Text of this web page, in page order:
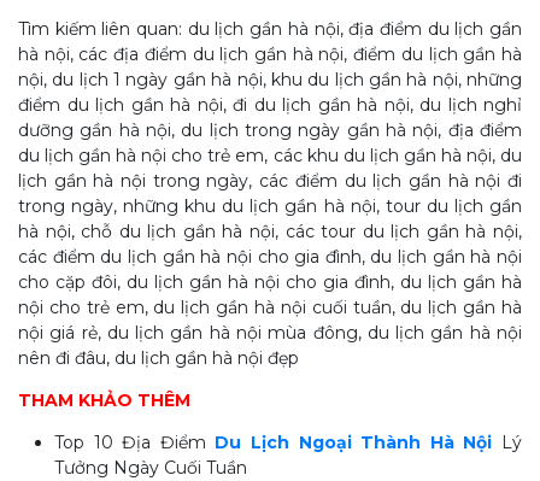
Tìm kiếm liên quan: du lịch gần hà nội, địa điểm du lịch gần
hà nội, các địa điểm du lịch gần hà nội, điểm du lịch gần hà
nội, du lịch 1 ngày gần hà nội, khu du lịch gần hà nội, những
điểm du lịch gần hà nội, đi du lịch gần hà nội, du lịch nghỉ
dưỡng gần hà nội, du lịch trong ngày gần hà nội, địa điểm
du lịch gần hà nội cho trẻ em, các khu du lịch gần hà nội, du
lịch gần hà nội trong ngày, các điểm du lịch gần hà nội đi
trong ngày, những khu du lịch gần hà nội, tour du lịch gần
hà nội, chỗ du lịch gần hà nội, các tour du lịch gần hà nội,
các điểm du lịch gần hà nội cho gia đình, du lịch gần hà nội
cho cặp đôi, du lịch gần hà nội cho gia đình, du lịch gần hà
nội cho trẻ em, du lịch gần hà nội cuối tuần, du lịch gần hà
nội giá rẻ, du lịch gần hà nội mùa đông, du lịch gần hà nội
nên đi đâu, du lịch gần hà nội đẹp
THAM KHẢO THÊM
Top 10 Địa Điểm Du Lịch Ngoại Thành Hà Nội Lý
Tưởng Ngày Cuối Tuần